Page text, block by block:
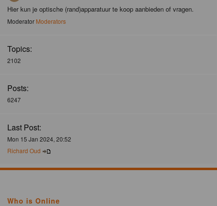
Hier kun je optische (rand)apparatuur te koop aanbieden of vragen.
Moderator Moderators
Topics:
2102
Posts:
6247
Last Post:
Mon 15 Jan 2024, 20:52
Richard Oud
Who is Online